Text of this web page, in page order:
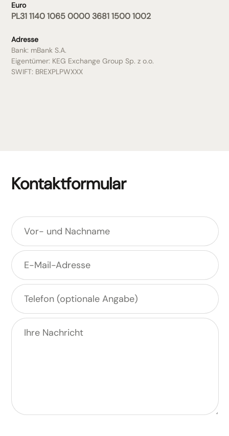
Euro
PL31 1140 1065 0000 3681 1500 1002
Adresse
Bank: mBank S.A.
Eigentümer: KEG Exchange Group Sp. z o.o.
SWIFT: BREXPLPWXXX
Kontaktformular